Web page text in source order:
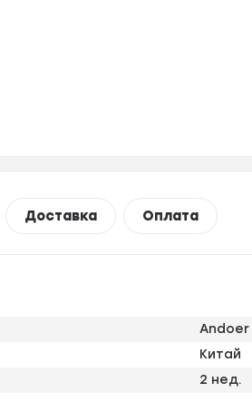
Доставка Оплата
Andoer
Китай
2 нед.